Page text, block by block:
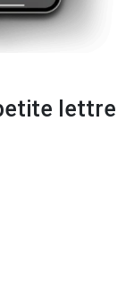
lettre